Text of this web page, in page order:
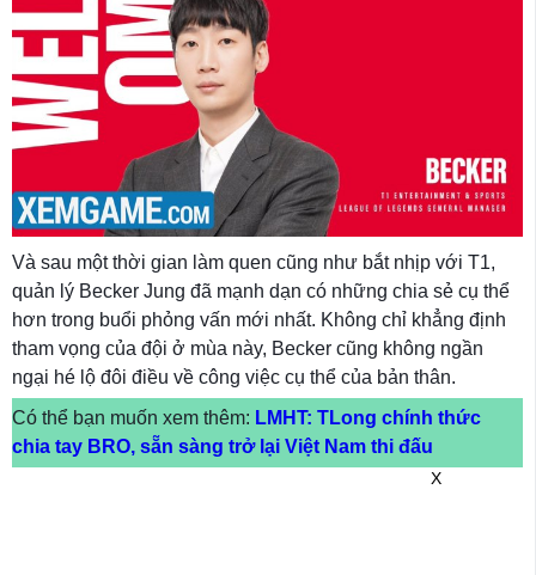
Và sau một thời gian làm quen cũng như bắt nhịp với T1,
quản lý Becker Jung đã mạnh dạn có những chia sẻ cụ thể
hơn trong buổi phỏng vấn mới nhất. Không chỉ khẳng định
tham vọng của đội ở mùa này, Becker cũng không ngần
ngại hé lộ đôi điều về công việc cụ thể của bản thân.
Có thể bạn muốn xem thêm: LMHT: TLong chính thức
chia tay BRO, sẵn sàng trở lại Việt Nam thi đấu
X